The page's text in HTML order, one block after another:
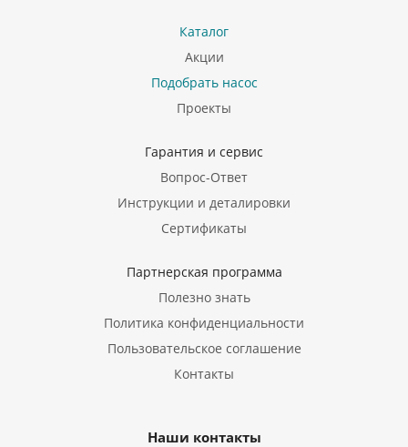
Каталог
Акции
Подобрать насос
Проекты
Гарантия и сервис
Вопрос-Ответ
Инструкции и деталировки
Сертификаты
Партнерская программа
Полезно знать
Политика конфиденциальности
Пользовательское соглашение
Контакты
Наши контакты